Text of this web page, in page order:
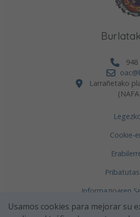
Larrañetako
Cookie-
Informazioaren
Usamos cookies para mejorar su